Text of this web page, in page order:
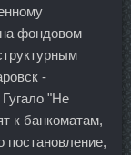
фондовом
-
"Не
к банкоматам,
постановление,